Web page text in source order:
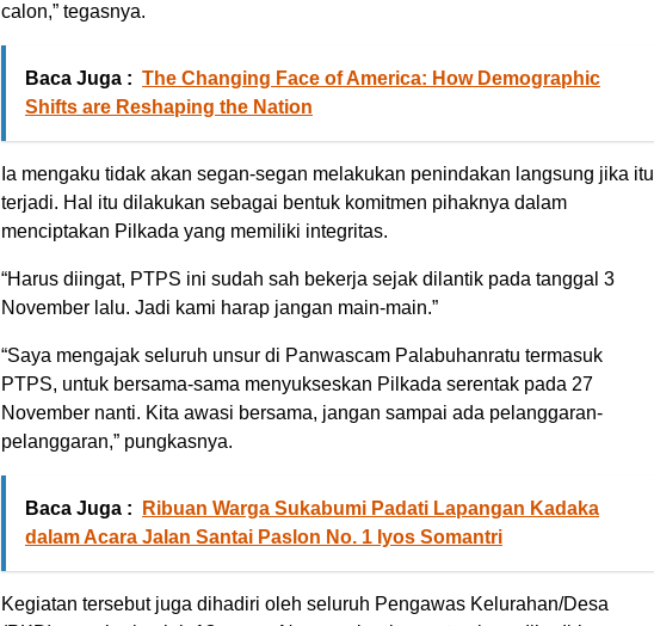
calon,” tegasnya.
Baca Juga : The Changing Face of America: How Demographic
Shifts are Reshaping the Nation
Ia mengaku tidak akan segan-segan melakukan penindakan langsung jika itu
terjadi. Hal itu dilakukan sebagai bentuk komitmen pihaknya dalam
menciptakan Pilkada yang memiliki integritas.
“Harus diingat, PTPS ini sudah sah bekerja sejak dilantik pada tanggal 3
November lalu. Jadi kami harap jangan main-main.”
“Saya mengajak seluruh unsur di Panwascam Palabuhanratu termasuk
PTPS, untuk bersama-sama menyukseskan Pilkada serentak pada 27
November nanti. Kita awasi bersama, jangan sampai ada pelanggaran-
pelanggaran,” pungkasnya.
Baca Juga :
Ribuan Warga Sukabumi Padati Lapangan Kadaka
dalam Acara Jalan Santai Paslon No. 1 Iyos Somantri
Kegiatan tersebut juga dihadiri oleh seluruh Pengawas Kelurahan/Desa